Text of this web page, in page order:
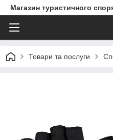
Магазин туристичного
Товари та послуги